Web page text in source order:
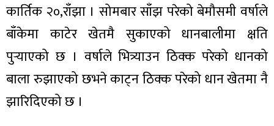
कार्तिक २०,राँझा । सोमबार साँझ परेको बेमौसमी वर्षाले
बाँकेमा काटेर खेतमै सुकाएको धानबालीमा क्षति
पुर्‍याएको छ । वर्षाले भित्र्याउन ठिक्क परेको धानको
बाला रुझाएको छभने काट्न ठिक्क परेको धान खेतमा नै
झारिदिएको छ ।